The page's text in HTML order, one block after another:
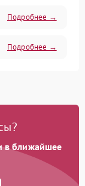
Подробнее →
Подробнее →
в ближайшее